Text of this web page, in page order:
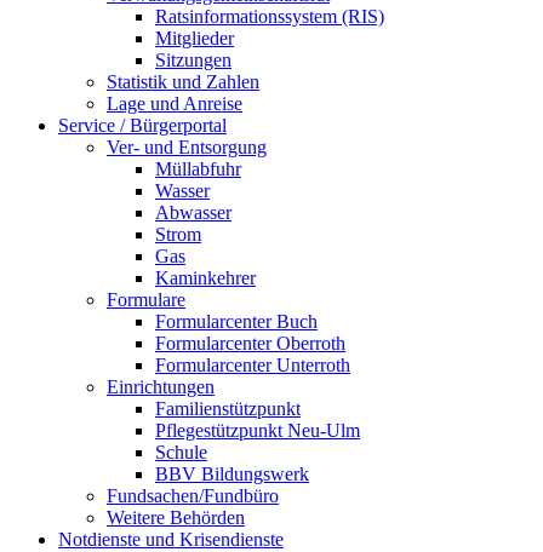
Ratsinformationssystem (RIS)
Mitglieder
Sitzungen
Statistik und Zahlen
Lage und Anreise
Service / Bürgerportal
Ver- und Entsorgung
Müllabfuhr
Wasser
Abwasser
Strom
Gas
Kaminkehrer
Formulare
Formularcenter Buch
Formularcenter Oberroth
Formularcenter Unterroth
Einrichtungen
Familienstützpunkt
Pflegestützpunkt Neu-Ulm
Schule
BBV Bildungswerk
Fundsachen/Fundbüro
Weitere Behörden
Notdienste und Krisendienste